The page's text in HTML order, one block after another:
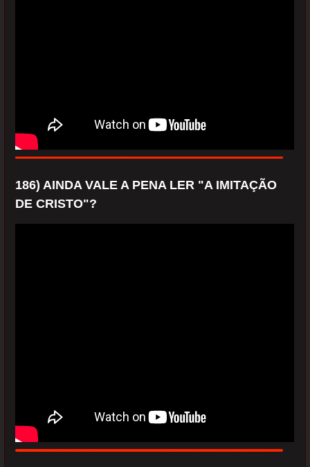
186) AINDA VALE A PENA LER "A IMITAÇÃO
DE CRISTO"?